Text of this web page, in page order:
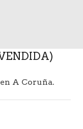
A Coruña.